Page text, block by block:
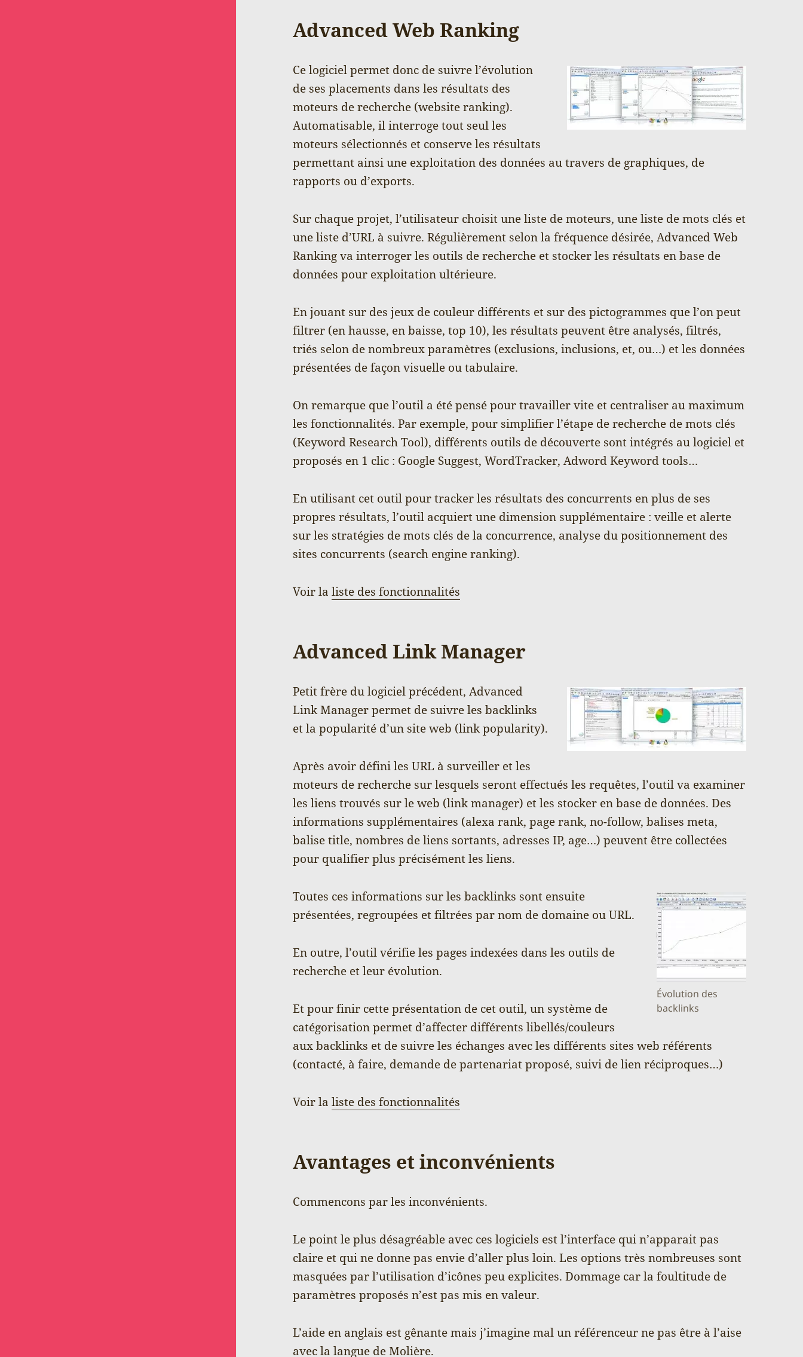
Advanced Web Ranking
Ce logiciel permet donc de suivre l’évolution
de ses placements dans les résultats des
moteurs de recherche (website ranking).
Automatisable, il interroge tout seul les
moteurs sélectionnés et conserve les résultats
permettant ainsi une exploitation des données au travers de graphiques, de
rapports ou d’exports.
Sur chaque projet, l’utilisateur choisit une liste de moteurs, une liste de mots clés et
une liste d’URL à suivre. Régulièrement selon la fréquence désirée, Advanced Web
Ranking va interroger les outils de recherche et stocker les résultats en base de
données pour exploitation ultérieure.
En jouant sur des jeux de couleur différents et sur des pictogrammes que l’on peut
filtrer (en hausse, en baisse, top 10), les résultats peuvent être analysés, filtrés,
triés selon de nombreux paramètres (exclusions, inclusions, et, ou…) et les données
présentées de façon visuelle ou tabulaire.
On remarque que l’outil a été pensé pour travailler vite et centraliser au maximum
les fonctionnalités. Par exemple, pour simplifier l’étape de recherche de mots clés
(Keyword Research Tool), différents outils de découverte sont intégrés au logiciel et
proposés en 1 clic : Google Suggest, WordTracker, Adword Keyword tools…
En utilisant cet outil pour tracker les résultats des concurrents en plus de ses
propres résultats, l’outil acquiert une dimension supplémentaire : veille et alerte
sur les stratégies de mots clés de la concurrence, analyse du positionnement des
sites concurrents (search engine ranking).
Voir laliste des fonctionnalités
Advanced Link Manager
Petit frère du logiciel précédent, Advanced
Link Manager permet de suivre les backlinks
et la popularité d’un site web (link popularity).
Après avoir défini les URL à surveiller et les
moteurs de recherche sur lesquels seront effectués les requêtes, l’outil va examiner
les liens trouvés sur le web (link manager) et les stocker en base de données. Des
informations supplémentaires (alexa rank, page rank, no-follow, balises meta,
balise title, nombres de liens sortants, adresses IP, age…) peuvent être collectées
pour qualifier plus précisément les liens.
Évolution des
backlinks
Toutes ces informations sur les backlinks sont ensuite
présentées, regroupées et filtrées par nom de domaine ou URL.
En outre, l’outil vérifie les pages indexées dans les outils de
recherche et leur évolution.
Et pour finir cette présentation de cet outil, un système de
catégorisation permet d’affecter différents libellés/couleurs
aux backlinks et de suivre les échanges avec les différents sites web référents
(contacté, à faire, demande de partenariat proposé, suivi de lien réciproques…)
Voir laliste des fonctionnalités
Avantages et inconvénients
Commencons par les inconvénients.
Le point le plus désagréable avec ces logiciels est l’interface qui n’apparait pas
claire et qui ne donne pas envie d’aller plus loin. Les options très nombreuses sont
masquées par l’utilisation d’icônes peu explicites. Dommage car la foultitude de
paramètres proposés n’est pas mis en valeur.
L’aide en anglais est gênante mais j’imagine mal un référenceur ne pas être à l’aise
avec la langue de Molière.